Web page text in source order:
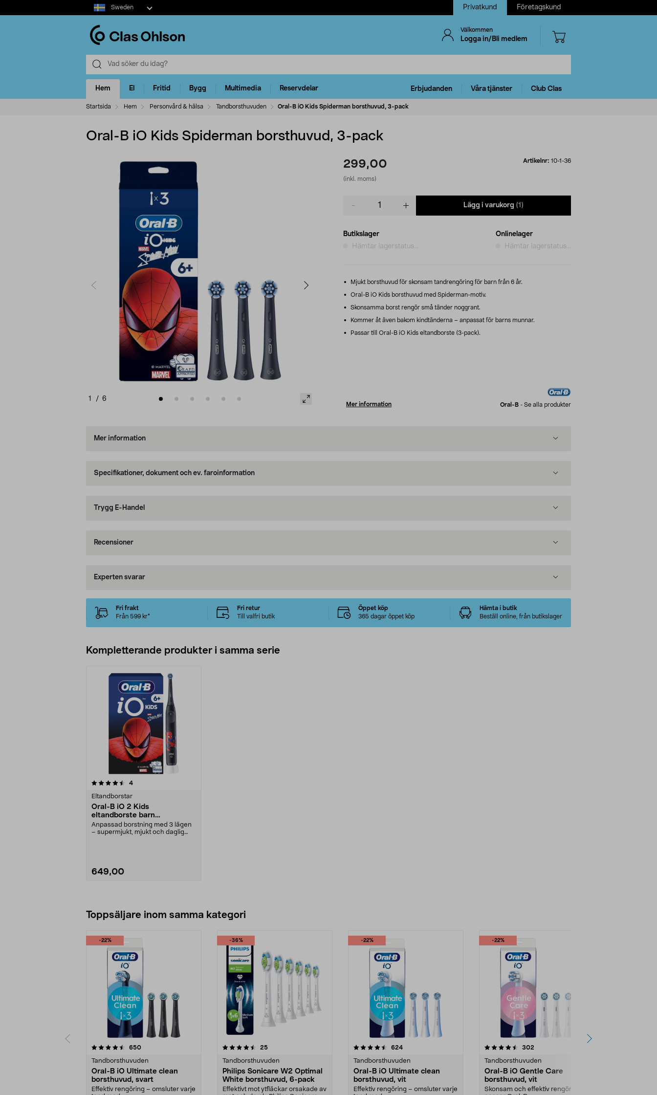
Select
market
Sweden Privatkund Företagskund
Välkommen
Logga in/Bli medlem
Hem El Fritid Bygg Multimedia Reservdelar Erbjudanden Våra tjänster Club Clas
Startsida Hem Personvård & hälsa Tandborsthuvuden Oral-B iO Kids Spiderman borsthuvud, 3-pack
Oral-B iO Kids Spiderman borsthuvud, 3-pack
1 / 6
299,00
(inkl. moms)
Artikelnr: 10-1-36
Lägg i varukorg (1)
Butikslager
Hämtar lagerstatus...
Onlinelager
Hämtar lagerstatus...
Mjukt borsthuvud för skonsam tandrengöring för barn från 6 år.
Oral-B iO Kids borsthuvud med Spiderman-motiv.
Skonsamma borst rengör små tänder noggrant.
Kommer åt även bakom kindtänderna – anpassat för barns munnar.
Passar till Oral-B iO Kids eltandborste (3-pack).
Mer information Oral-B - Se alla produkter
Mer information
Specifikationer, dokument och ev. faroinformation
Trygg E-Handel
Recensioner
Experten svarar
Fri frakt
Från 599 kr*
Fri retur
Till valfri butik
Öppet köp
365 dagar öppet köp
Hämta i butik
Beställ online, från butikslager
Kompletterande produkter i samma serie
4recensioner
Eltandborstar
Oral-B iO 2 Kids
eltandborste barn
Spiderman, från 6 år
Anpassad borstning med 3 lägen
– supermjukt, mjukt och daglig
649,00
Toppsäljare inom samma kategori
-22%
650recensioner
Tandborsthuvuden
Oral-B iO Ultimate clean
borsthuvud, svart
Effektiv rengöring – omsluter varje
-36%
4.5 av 5 stjärnor 25recensioner
Tandborsthuvuden
Philips Sonicare W2 Optimal
White borsthuvud, 6-pack
Effektivt mot ytfläckar orsakade av
-22%
4.5 av 5 stjärnor 624recensioner
Tandborsthuvuden
Oral-B iO Ultimate clean
borsthuvud, vit
Effektiv rengöring – omsluter varje
-22%
4.5 av 5 stjärnor 302
Tandborsthuvuden
Oral-B iO Gentle Care
borsthuvud, vit
Skonsam och effektiv rengöring,
4.5 av 5 stjärnor